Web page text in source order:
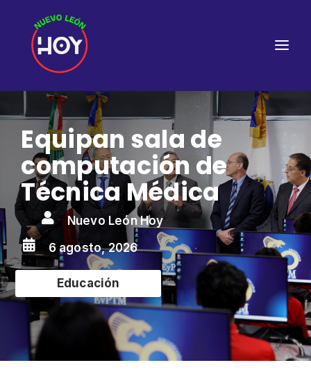
Equipan sala de
computación de
Técnica Médica
 Nuevo León Hoy
 6 agosto, 2026
Educación